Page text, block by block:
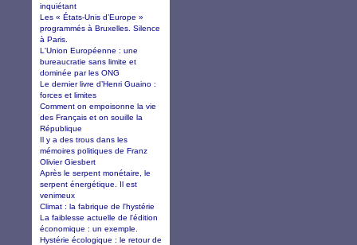
inquiétant
Les « États-Unis d’Europe »
programmés à Bruxelles. Silence
à Paris.
L'Union Européenne : une
bureaucratie sans limite et
dominée par les ONG
Le dernier livre d’Henri Guaino :
forces et limites
Comment on empoisonne la vie
des Français et on souille la
République
Il y a des trous dans les
mémoires politiques de Franz
Olivier Giesbert
Après le serpent monétaire, le
serpent énergétique. Il est
venimeux
Climat : la fabrique de l'hystérie
La faiblesse actuelle de l'édition
économique : un exemple.
Hystérie écologique : le retour de